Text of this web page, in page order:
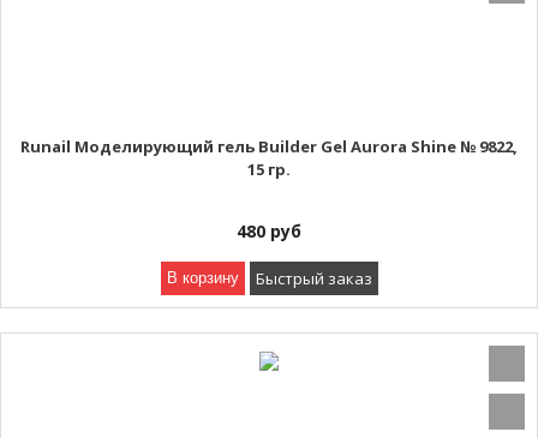
Runail Моделирующий гель Builder Gel Aurora Shine № 9822,
15 гр.
480 руб
В корзину Быстрый заказ